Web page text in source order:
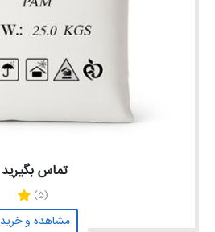
تماس بگیرید
(5)
مشاهده و خرید